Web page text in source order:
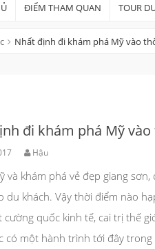
ĐIỂM THAM QUAN TOUR
Nhất định đi khám phá Mỹ vào
đi khám phá Mỹ
Hậu
và khám phá vẻ đẹp giang
du khách. Vậy thời điểm nào
cường quốc kinh tế, cai trị thế
có một hành trình tới đây